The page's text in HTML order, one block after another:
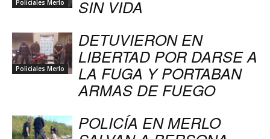
Policiales Merlo
SIN VIDA
Policiales Merlo
DETUVIERON EN
LIBERTAD POR DARSE A
LA FUGA Y PORTABAN
ARMAS DE FUEGO
POLICÍA EN MERLO